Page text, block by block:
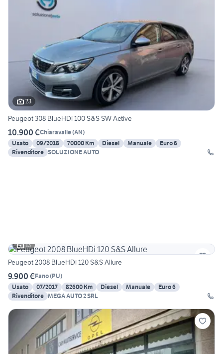
23
Peugeot 308 BlueHDi 100 S&S SW Active
10.900 €Chiaravalle(AN)
Usato
09/2018 70000 Km Diesel Manuale
Euro 6
Rivenditore SOLUZIONE AUTO
13
Peugeot 2008 BlueHDi 120 S&S Allure
9.900 €Fano(PU)
Usato
07/2017 82600 Km Diesel Manuale
Euro 6
Rivenditore MEGA AUTO 2 SRL